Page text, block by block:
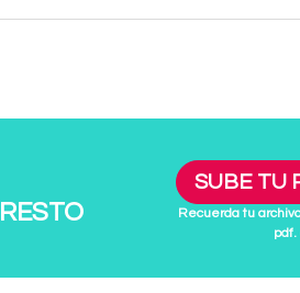
SUBE TU
Recuerda tu
pdf.